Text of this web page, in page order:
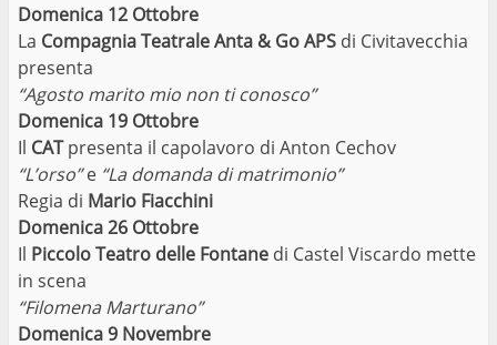
Domenica 12 Ottobre
La Compagnia Teatrale Anta & Go APS di Civitavecchia
presenta
“Agosto marito mio non ti conosco”
Domenica 19 Ottobre
Il CATpresenta il capolavoro di Anton Cechov
“L’orso”e “La domanda di matrimonio”
Regia di Mario Fiacchini
Domenica 26 Ottobre
Il Piccolo Teatro delle Fontane di Castel Viscardo mette
in scena
“Filomena Marturano”
Domenica 9 Novembre